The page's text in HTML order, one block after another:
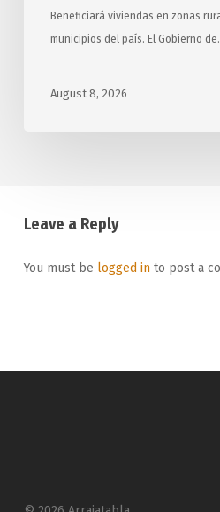
Beneficiará viviendas en zonas
municipios del país. El Gobierno
August 8, 2026
Leave a Reply
You must be logged into post a